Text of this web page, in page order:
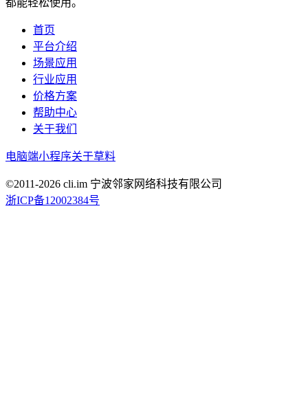
首页
平台介绍
场景应用
行业应用
价格方案
帮助中心
关于我们
电脑端小程序关于草料
©2011-2026 cli.im 宁波邻家网络科技有限公司
浙ICP备12002384号